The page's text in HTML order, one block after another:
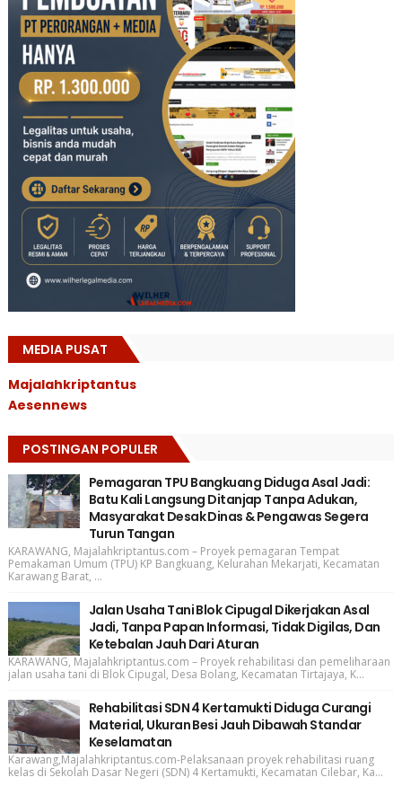
MEDIA PUSAT
Majalahkriptantus
Aesennews
POSTINGAN POPULER
Pemagaran TPU Bangkuang Diduga Asal Jadi:
Batu Kali Langsung Ditanjap Tanpa Adukan,
Masyarakat Desak Dinas & Pengawas Segera
Turun Tangan
KARAWANG, Majalahkriptantus.com – Proyek pemagaran Tempat
Pemakaman Umum (TPU) KP Bangkuang, Kelurahan Mekarjati, Kecamatan
Karawang Barat, ...
Jalan Usaha Tani Blok Cipugal Dikerjakan Asal
Jadi, Tanpa Papan Informasi, Tidak Digilas, Dan
Ketebalan Jauh Dari Aturan
KARAWANG, Majalahkriptantus.com – Proyek rehabilitasi dan pemeliharaan
jalan usaha tani di Blok Cipugal, Desa Bolang, Kecamatan Tirtajaya, K...
Rehabilitasi SDN 4 Kertamukti Diduga Curangi
Material, Ukuran Besi Jauh Dibawah Standar
Keselamatan
Karawang,Majalahkriptantus.com-Pelaksanaan proyek rehabilitasi ruang
kelas di Sekolah Dasar Negeri (SDN) 4 Kertamukti, Kecamatan Cilebar, Ka...